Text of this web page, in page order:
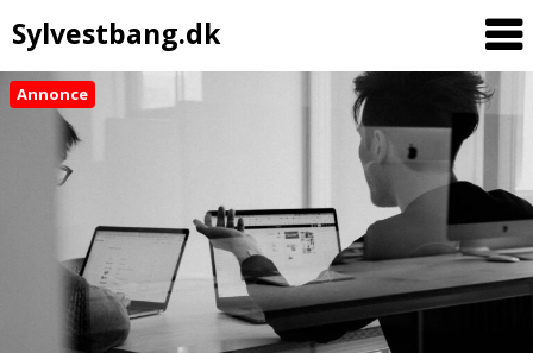
Sylvestbang.dk
Annonce